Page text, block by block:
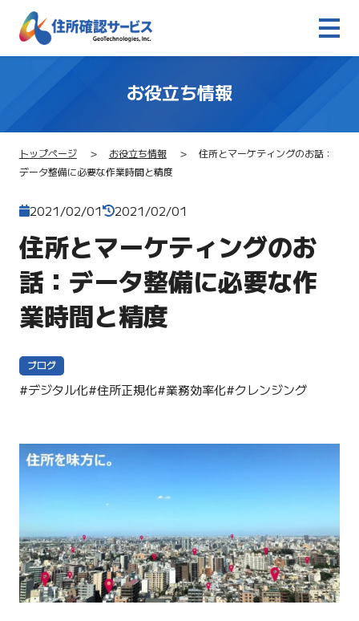
お役立ち情報
トップページ お役立ち情報
住所とマーケティングのお話：
データ整備に必要な作業時間と精度
2021/02/01 2021/02/01
住所とマーケティングのお
話：データ整備に必要な作
業時間と精度
ブログ
#デジタル化#住所正規化#業務効率化#クレンジング